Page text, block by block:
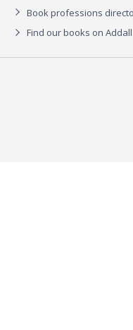
Book professions
Find our books on Addall